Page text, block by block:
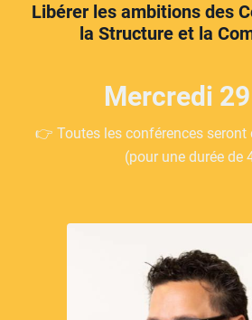
Libérer les ambitions des
la Structure et la
Mercredi
👉 Toutes les conférences seront
(pour une durée de